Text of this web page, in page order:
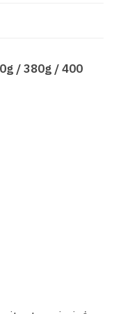
/ 380g / 400